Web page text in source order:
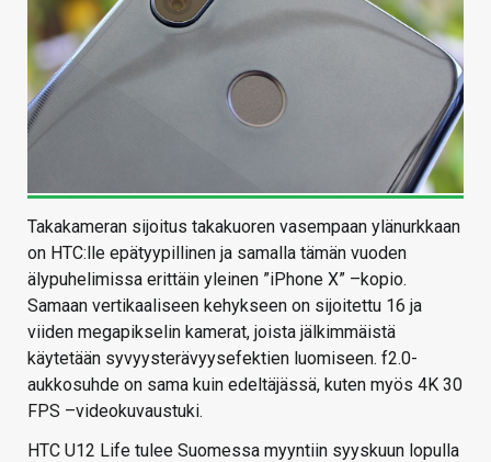
Takakameran sijoitus takakuoren vasempaan ylänurkkaan
on HTC:lle epätyypillinen ja samalla tämän vuoden
älypuhelimissa erittäin yleinen ”iPhone X” –kopio.
Samaan vertikaaliseen kehykseen on sijoitettu 16 ja
viiden megapikselin kamerat, joista jälkimmäistä
käytetään syvyysterävyysefektien luomiseen. f2.0-
aukkosuhde on sama kuin edeltäjässä, kuten myös 4K 30
FPS –videokuvaustuki.
HTC U12 Life tulee Suomessa myyntiin syyskuun lopulla